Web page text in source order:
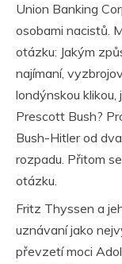
Union Banking
osobami nacistů.
otázku: Jakým
najímaní,
londýnskou
Prescott Bush?
Bush-Hitler od
rozpadu. Přitom
otázku.
Fritz Thyssen a
uznávaní jako
převzetí moci